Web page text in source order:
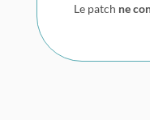
Le patch ne